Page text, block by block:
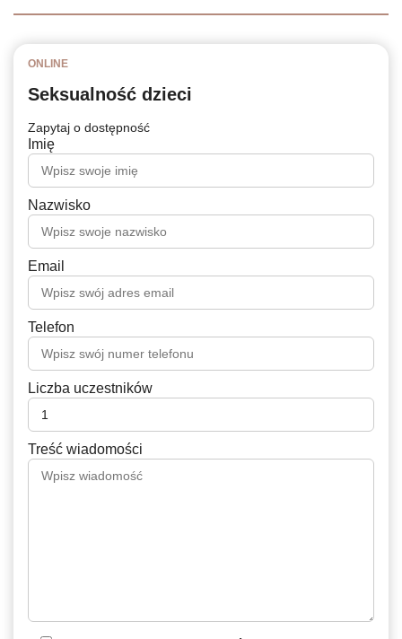
ONLINE
Seksualność dzieci
Zapytaj o dostępność
Imię
Nazwisko
Email
Telefon
Liczba uczestników
Treść wiadomości